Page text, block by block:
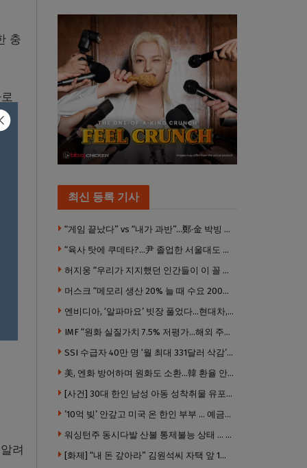
충
려
최신 등록 기사
“게임 끝났다” vs “내가 과반”…鄭·金 박빙 전대 서로 우위 주장
“육사 탓에 쿠데타?…尹 졸업한 서울대도 없애야 하나”
허지웅 “우리가 지지했던 인간들이 이 꼴 만들었다”
머스크 “메모리 생산 20% 늘 때 수요 200% 증가” … 반도체 매출 1조달러 눈 앞
엔비디아, ‘알파마요’ 빗장 풀었다…현대차, 자율주행 속도내나
IMF “원화 실질가치 7.5% 저평가…해외 주식투자 영향”
SSI 수급자 40만 명 ‘월 최대 331달러 삭감’ 위기…10만 명은 수급자격 상실
美, 엔화 방어하며 원화도 소환…韓 환율 안정 ‘우군’ 되나
[사건] 30대 한인 남성 아동 성착취물 유포 혐의로 체포
’10억 빚’ 안갚고 미국 온 한인 부부 … 예금보험공사, 미국서 소송
워싱턴주 동시다발 산불 통제불능 상태 … 이재민 수십만명
[화제] “내 돈 갚아라” 김원석씨 자택 앞 1인 광대 시위 … 한인 투자사, “108만 달러 못받아”